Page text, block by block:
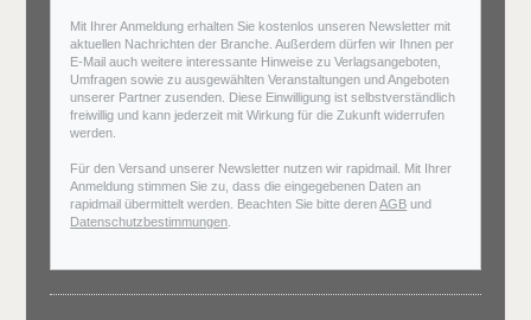
Mit Ihrer Anmeldung erhalten Sie kostenlos unseren Newsletter mit
aktuellen Nachrichten der Branche. Außerdem dürfen wir Ihnen per
E-Mail auch weitere interessante Hinweise zu Verlagsangeboten,
Umfragen sowie zu ausgewählten Veranstaltungen und Angeboten
unserer Partner zusenden. Diese Einwilligung ist selbstverständlich
freiwillig und kann jederzeit mit Wirkung für die Zukunft widerrufen
werden.
Für den Versand unserer Newsletter nutzen wir rapidmail. Mit Ihrer
Anmeldung stimmen Sie zu, dass die eingegebenen Daten an
rapidmail übermittelt werden. Beachten Sie bitte derenAGB und
Datenschutzbestimmungen